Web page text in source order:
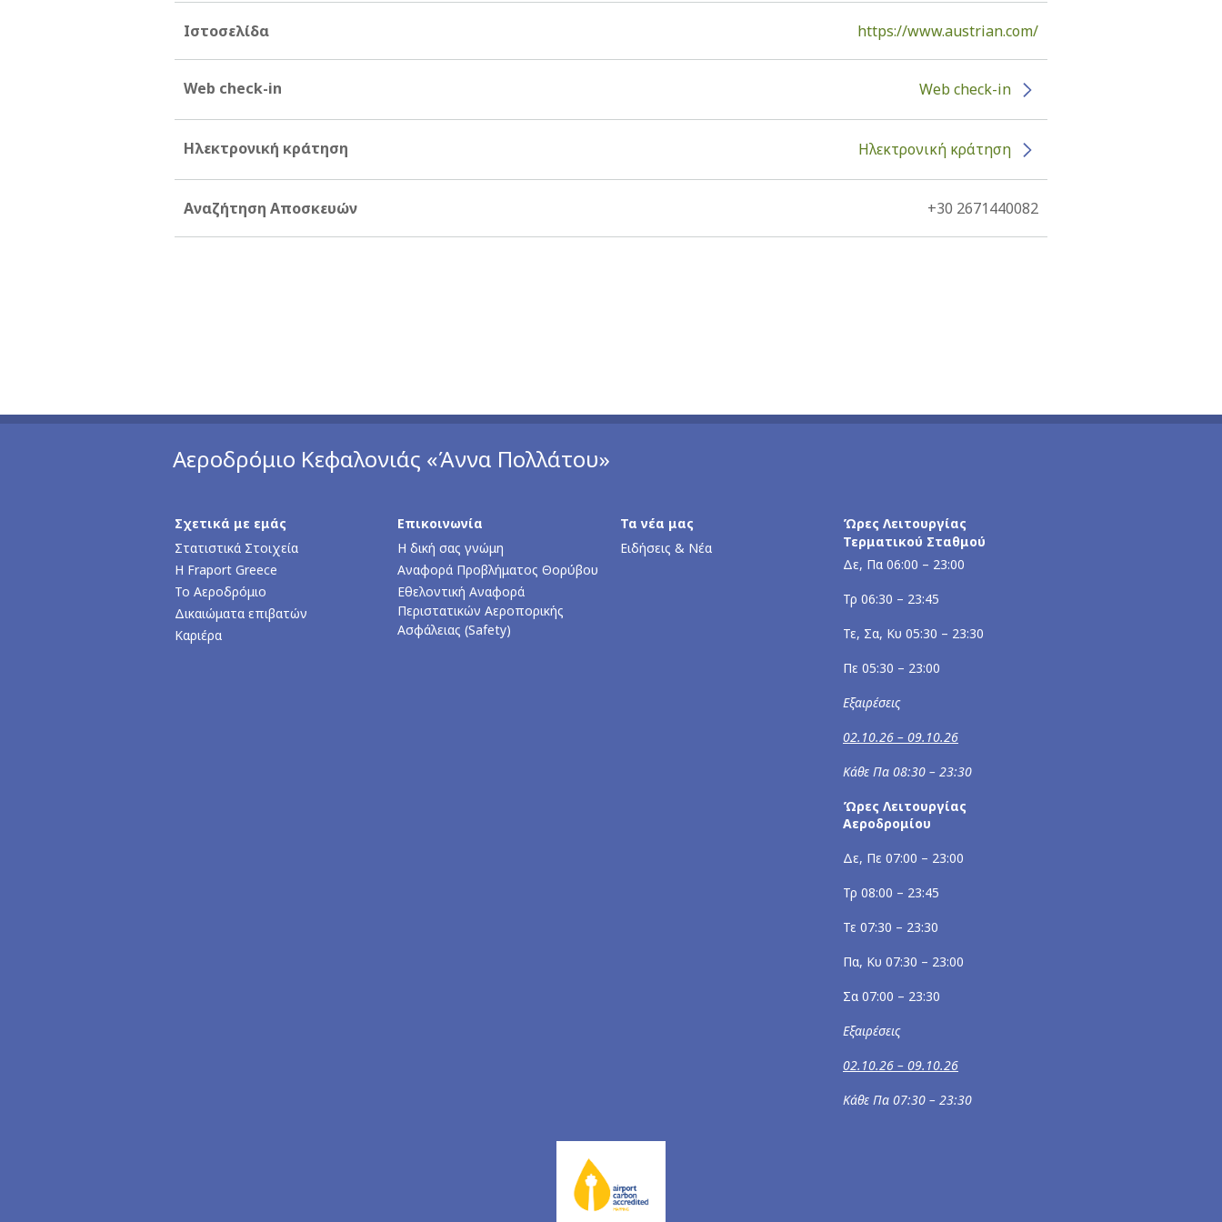
Ιστοσελίδα https://www.austrian.com/
Web check-in Web check-in
Ηλεκτρονική κράτηση Ηλεκτρονική κράτηση
Αναζήτηση Αποσκευών +30 2671440082
Αεροδρόμιο Κεφαλονιάς «Άννα Πολλάτου»
Σχετικά με εμάς
Στατιστικά Στοιχεία
Η Fraport Greece
Το Αεροδρόμιο
Δικαιώματα επιβατών
Καριέρα
Επικοινωνία
Η δική σας γνώμη
Αναφορά Προβλήματος Θορύβου
Εθελοντική Αναφορά
Περιστατικών Αεροπορικής
Ασφάλειας (Safety)
Τα νέα μας
Ειδήσεις & Νέα
Ώρες Λειτουργίας
Τερματικού Σταθμού
Δε, Πα 06:00 – 23:00
Τρ 06:30 – 23:45
Τε, Σα, Κυ 05:30 – 23:30
Πε 05:30 – 23:00
Εξαιρέσεις
02.10.26 – 09.10.26
Κάθε Πα 08:30 – 23:30
Ώρες Λειτουργίας
Αεροδρομίου
Δε, Πε 07:00 – 23:00
Τρ 08:00 – 23:45
Τε 07:30 – 23:30
Πα, Κυ 07:30 – 23:00
Σα 07:00 – 23:30
Εξαιρέσεις
02.10.26 – 09.10.26
Κάθε Πα 07:30 – 23:30